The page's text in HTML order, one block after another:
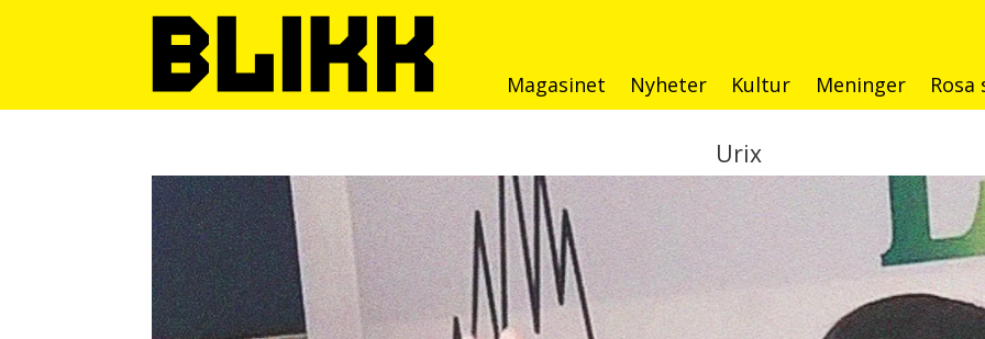
Magasinet Nyheter Kultur Meninger Rosa
Urix